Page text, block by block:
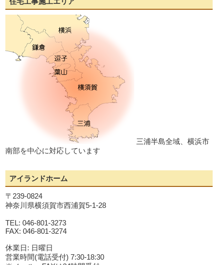
三浦半島全域、横浜市
南部を中心に対応しています
アイランドホーム
〒239-0824
神奈川県横須賀市西浦賀5-1-28
TEL: 046-801-3273
FAX: 046-801-3274
休業日: 日曜日
営業時間(電話受付) 7:30-18:30